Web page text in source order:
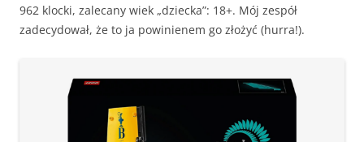
962 klocki, zalecany wiek „dziecka”: 18+. Mój zespół
zadecydował, że to ja powinienem go złożyć (hurra!).